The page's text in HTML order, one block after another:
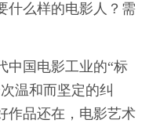
什么样的电影人？需
中国电影工业的“标
温和而坚定的纠
作品还在，电影艺术